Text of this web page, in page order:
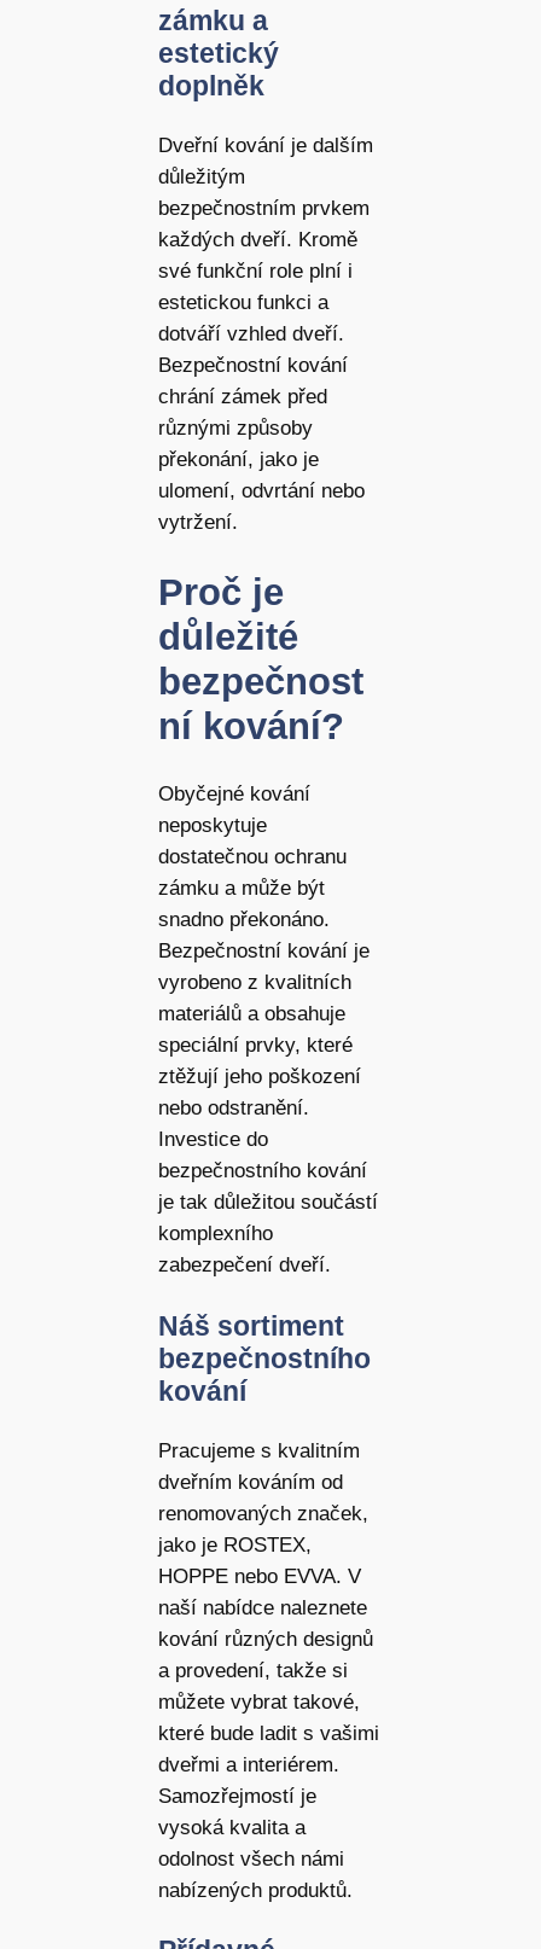
zámku a
estetický
doplněk
Dveřní kování je dalším
důležitým
bezpečnostním prvkem
každých dveří. Kromě
své funkční role plní i
estetickou funkci a
dotváří vzhled dveří.
Bezpečnostní kování
chrání zámek před
různými způsoby
překonání, jako je
ulomení, odvrtání nebo
vytržení.
Proč je
důležité
bezpečnost
ní kování?
Obyčejné kování
neposkytuje
dostatečnou ochranu
zámku a může být
snadno překonáno.
Bezpečnostní kování je
vyrobeno z kvalitních
materiálů a obsahuje
speciální prvky, které
ztěžují jeho poškození
nebo odstranění.
Investice do
bezpečnostního kování
je tak důležitou součástí
komplexního
zabezpečení dveří.
Náš sortiment
bezpečnostního
kování
Pracujeme s kvalitním
dveřním kováním od
renomovaných značek,
jako je ROSTEX,
HOPPE nebo EVVA. V
naší nabídce naleznete
kování různých designů
a provedení, takže si
můžete vybrat takové,
které bude ladit s vašimi
dveřmi a interiérem.
Samozřejmostí je
vysoká kvalita a
odolnost všech námi
nabízených produktů.